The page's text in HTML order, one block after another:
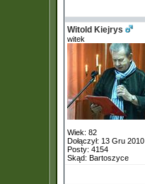
Witold Kiejrys
witek
Wiek: 82
Dołączył: 13 Gru 2010
Posty: 4154
Skąd: Bartoszyce